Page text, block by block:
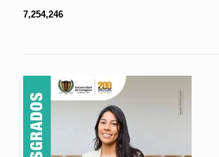
7,254,246